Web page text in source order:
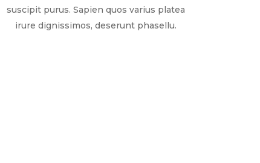
suscipit purus. Sapien quos varius platea
irure dignissimos, deserunt phasellu.